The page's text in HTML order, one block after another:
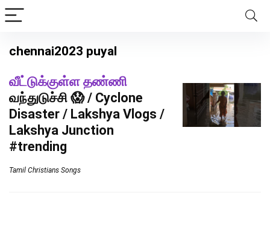
chennai2023 puyal
வீட்டுக்குள்ள தண்ணி
வந்துடுச்சி 😱 / Cyclone
Disaster / Lakshya Vlogs /
Lakshya Junction
#trending
Tamil Christians Songs